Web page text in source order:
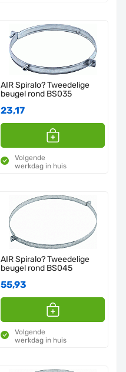
AIR Spiralo? Tweedelige
beugel rond BS035
23,17
Volgende
werkdag in huis
AIR Spiralo? Tweedelige
beugel rond BS045
55,93
Volgende
werkdag in huis